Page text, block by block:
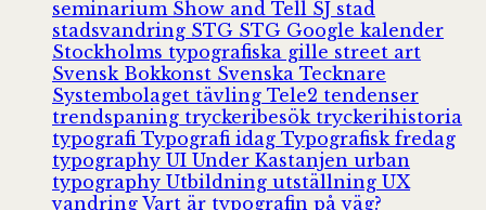
seminarium Show and Tell SJ stad
stadsvandring STG STG Google kalender
Stockholms typografiska gille street art
Svensk Bokkonst Svenska Tecknare
Systembolaget tävling Tele2 tendenser
trendspaning tryckeribesök tryckerihistoria
typografi Typografi idag Typografisk fredag
typography UI Under Kastanjen urban
typography Utbildning utställning UX
vandring Vart är typografin på väg?